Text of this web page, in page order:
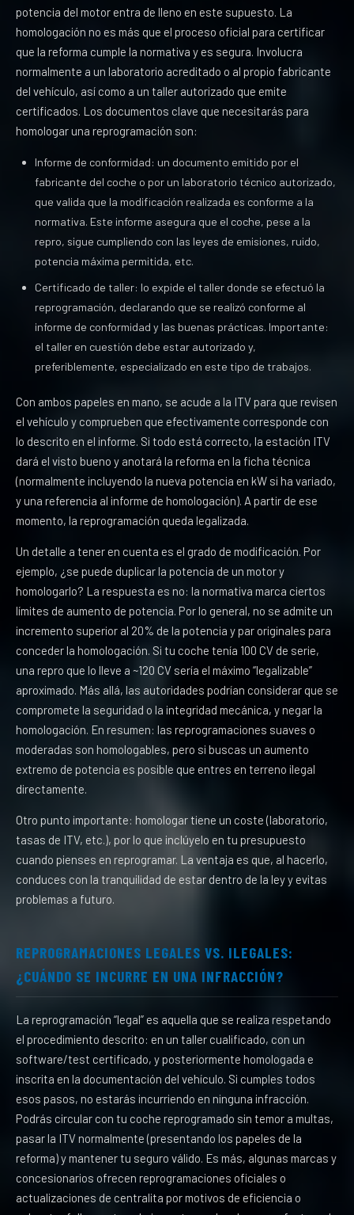
potencia del motor entra de lleno en este supuesto. La
homologación no es más que el proceso oficial para certificar
que la reforma cumple la normativa y es segura. Involucra
normalmente a un laboratorio acreditado o al propio fabricante
del vehículo, así como a un taller autorizado que emite
certificados. Los documentos clave que necesitarás para
homologar una reprogramación son:
Informe de conformidad: un documento emitido por el
fabricante del coche o por un laboratorio técnico autorizado,
que valida que la modificación realizada es conforme a la
normativa. Este informe asegura que el coche, pese a la
repro, sigue cumpliendo con las leyes de emisiones, ruido,
potencia máxima permitida, etc.
Certificado de taller: lo expide el taller donde se efectuó la
reprogramación, declarando que se realizó conforme al
informe de conformidad y las buenas prácticas. Importante:
el taller en cuestión debe estar autorizado y,
preferiblemente, especializado en este tipo de trabajos.
Con ambos papeles en mano, se acude a la ITV para que revisen
el vehículo y comprueben que efectivamente corresponde con
lo descrito en el informe. Si todo está correcto, la estación ITV
dará el visto bueno y anotará la reforma en la ficha técnica
(normalmente incluyendo la nueva potencia en kW si ha variado,
y una referencia al informe de homologación). A partir de ese
momento, la reprogramación queda legalizada.
Un detalle a tener en cuenta es el grado de modificación. Por
ejemplo, ¿se puede duplicar la potencia de un motor y
homologarlo? La respuesta es no: la normativa marca ciertos
límites de aumento de potencia. Por lo general, no se admite un
incremento superior al 20% de la potencia y par originales para
conceder la homologación. Si tu coche tenía 100 CV de serie,
una repro que lo lleve a ~120 CV sería el máximo “legalizable”
aproximado. Más allá, las autoridades podrían considerar que se
compromete la seguridad o la integridad mecánica, y negar la
homologación. En resumen: las reprogramaciones suaves o
moderadas son homologables, pero si buscas un aumento
extremo de potencia es posible que entres en terreno ilegal
directamente.
Otro punto importante: homologar tiene un coste (laboratorio,
tasas de ITV, etc.), por lo que inclúyelo en tu presupuesto
cuando pienses en reprogramar. La ventaja es que, al hacerlo,
conduces con la tranquilidad de estar dentro de la ley y evitas
problemas a futuro.
REPROGRAMACIONES LEGALES VS. ILEGALES:
¿CUÁNDO SE INCURRE EN UNA INFRACCIÓN?
La reprogramación “legal” es aquella que se realiza respetando
el procedimiento descrito: en un taller cualificado, con un
software/test certificado, y posteriormente homologada e
inscrita en la documentación del vehículo. Si cumples todos
esos pasos, no estarás incurriendo en ninguna infracción.
Podrás circular con tu coche reprogramado sin temor a multas,
pasar la ITV normalmente (presentando los papeles de la
reforma) y mantener tu seguro válido. Es más, algunas marcas y
concesionarios ofrecen reprogramaciones oficiales o
actualizaciones de centralita por motivos de eficiencia o